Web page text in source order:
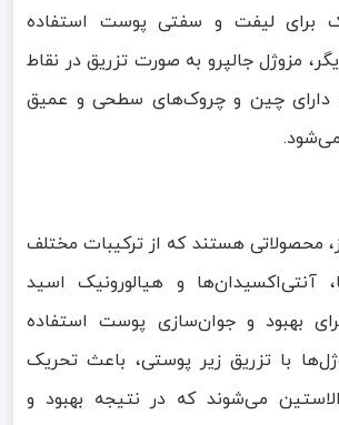
برای لیفت و سفتی پوست استفاده
مزوژل جالپرو به صورت تزریق در نقاط
چین و چروک‌های سطحی و عمیق
محصولاتی هستند که از ترکیبات مختلف
آنتی‌اکسیدان‌ها و هیالورونیک اسید
بهبود و جوان‌سازی پوست استفاده
با تزریق زیر پوستی، باعث تحریک
می‌شوند که در نتیجه بهبود و